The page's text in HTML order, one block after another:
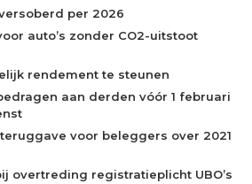
per 2026
auto’s zonder CO2-uitstoot
rendement te steunen
aan derden vóór 1 februari
voor beleggers over 2021
overtreding registratieplicht UBO’s